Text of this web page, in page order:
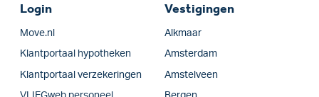
Login
Move.nl
Klantportaal hypotheken
Klantportaal verzekeringen
Vestigingen
Alkmaar
Amsterdam
Amstelveen